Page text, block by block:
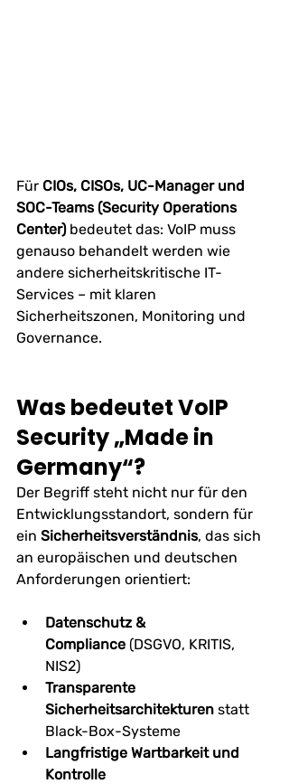
Für CIOs, CISOs, UC-Manager und
SOC-Teams (Security Operations
Center) bedeutet das: VoIP muss
genauso behandelt werden wie
andere sicherheitskritische IT-
Services – mit klaren
Sicherheitszonen, Monitoring und
Governance.
Was bedeutet VoIP
Security „Made in
Germany“?
Der Begriff steht nicht nur für den
Entwicklungsstandort, sondern für
ein Sicherheitsverständnis, das sich
an europäischen und deutschen
Anforderungen orientiert:
Datenschutz &
Compliance (DSGVO, KRITIS,
NIS2)
Transparente
Sicherheitsarchitekturen statt
Black-Box-Systeme
Langfristige Wartbarkeit und
Kontrolle